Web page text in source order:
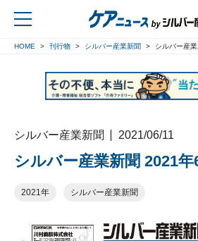
HOME 刊行物 シルバー産業新聞 シルバー産
シルバー産業新聞 2021/06/11
シルバー産業新聞 2021
2021年 シルバー産業新聞